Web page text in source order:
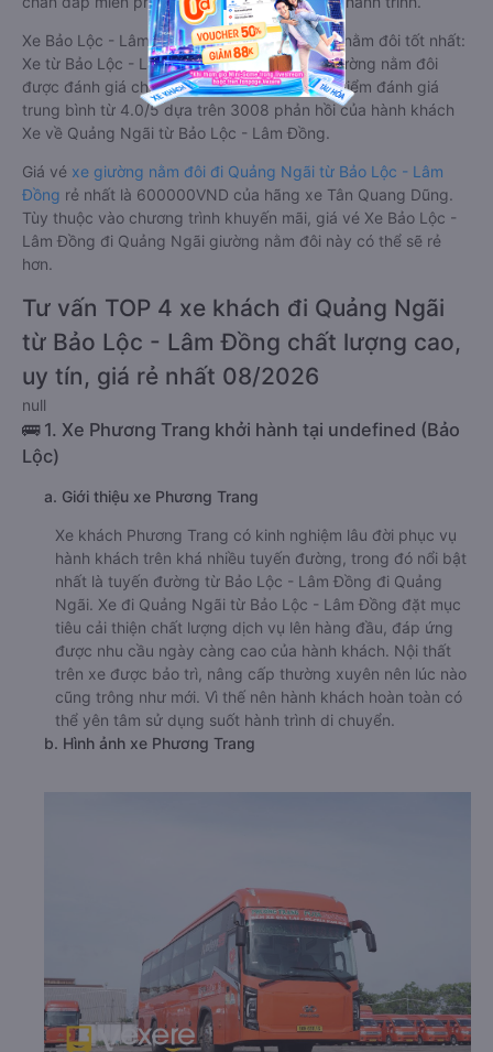
Xe Bảo Lộc - Lâm Đồng Quảng Ngãi giường nằm đôi tốt nhất:
Xe từ Bảo Lộc - Lâm Đồng đi Quảng Ngãi giường nằm đôi
được đánh giá chung có chất lượng Tốt với điểm đánh giá
trung bình từ 4.0/5 dựa trên 3008 phản hồi của hành khách
Xe về Quảng Ngãi từ Bảo Lộc - Lâm Đồng.
Giá vé xe giường nằm đôi đi Quảng Ngãi từ Bảo Lộc - Lâm
Đồng rẻ nhất là 600000VND của hãng xe Tân Quang Dũng.
Tùy thuộc vào chương trình khuyến mãi, giá vé Xe Bảo Lộc -
Lâm Đồng đi Quảng Ngãi giường nằm đôi này có thể sẽ rẻ
hơn.
Tư vấn TOP 4 xe khách đi Quảng Ngãi
từ Bảo Lộc - Lâm Đồng chất lượng cao,
uy tín, giá rẻ nhất 08/2026
null
🚌 1. Xe Phương Trang khởi hành tại undefined (Bảo
Lộc)
a. Giới thiệu xe Phương Trang
Xe khách Phương Trang có kinh nghiệm lâu đời phục vụ
hành khách trên khá nhiều tuyến đường, trong đó nổi bật
nhất là tuyến đường từ Bảo Lộc - Lâm Đồng đi Quảng
Ngãi. Xe đi Quảng Ngãi từ Bảo Lộc - Lâm Đồng đặt mục
tiêu cải thiện chất lượng dịch vụ lên hàng đầu, đáp ứng
được nhu cầu ngày càng cao của hành khách. Nội thất
trên xe được bảo trì, nâng cấp thường xuyên nên lúc nào
cũng trông như mới. Vì thế nên hành khách hoàn toàn có
thể yên tâm sử dụng suốt hành trình di chuyển.
b. Hình ảnh xe Phương Trang